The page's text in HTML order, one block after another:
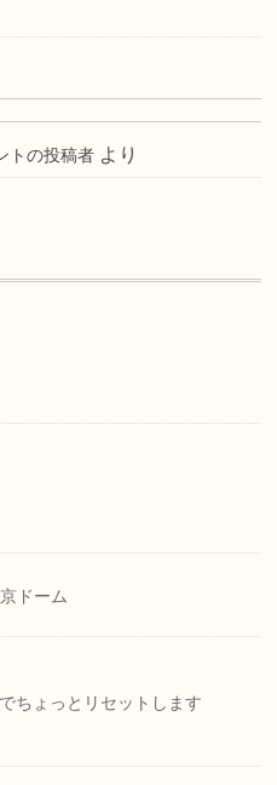
トの投稿者 より
ドーム
ちょっとリセットします